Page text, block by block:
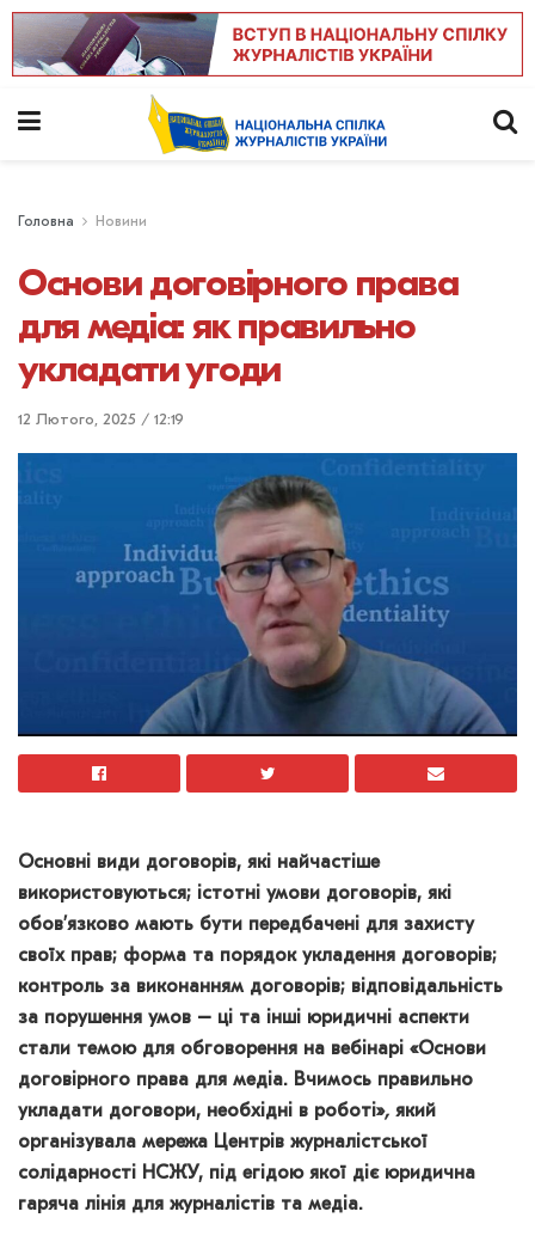
Головна Новини
Основи договірного права
для медіа: як правильно
укладати угоди
12 Лютого, 2025 / 12:19
Основні види договорів, які найчастіше
використовуються; істотні умови договорів, які
обов’язково мають бути передбачені для захисту
своїх прав; форма та порядок укладення договорів;
контроль за виконанням договорів; відповідальність
за порушення умов – ці та інші юридичні аспекти
стали темою для обговорення на вебінарі «Основи
договірного права для медіа. Вчимось правильно
укладати договори, необхідні в роботі», який
організувала мережа Центрів журналістської
солідарності НСЖУ, під егідою якої діє юридична
гаряча лінія для журналістів та медіа.